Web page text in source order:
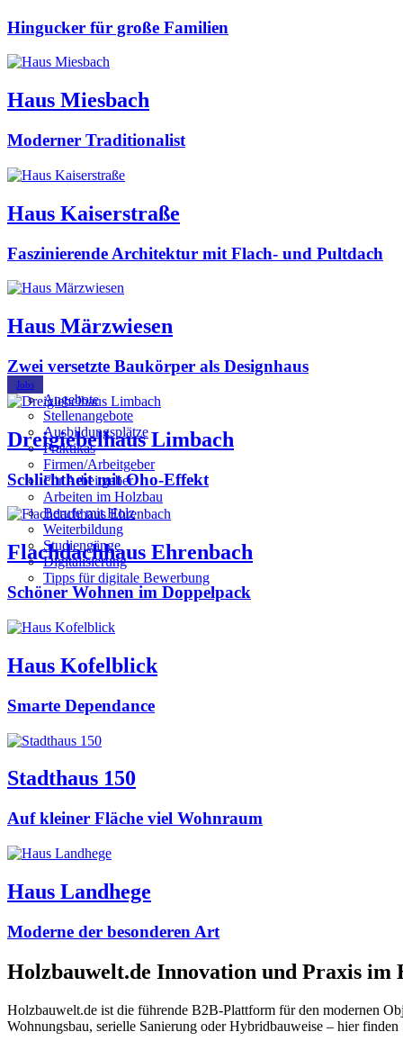
Jobs
Angebote
Stellenangebote
Ausbildungsplätze
Praktikas
Firmen/Arbeitgeber
Für Arbeitgeber
Arbeiten im Holzbau
Berufe mit Holz
Weiterbildung
Studiengänge
Digitalisierung
Tipps für digitale Bewerbung
Hingucker für große Familien
Haus Miesbach
Moderner Traditionalist
Haus Kaiserstraße
Faszinierende Architektur mit Flach- und Pultdach
Haus Märzwiesen
Zwei versetzte Baukörper als Designhaus
Dreigiebelhaus Limbach
Schlichtheit mit Oho-Effekt
Flachdachhaus Ehrenbach
Schöner Wohnen im Doppelpack
Haus Kofelblick
Smarte Dependance
Stadthaus 150
Auf kleiner Fläche viel Wohnraum
Haus Landhege
Moderne der besonderen Art
Holzbauwelt.de Innovation und Praxis im
Holzbauwelt.de ist die führende B2B-Plattform für den modernen
Wohnungsbau, serielle Sanierung oder Hybridbauweise – hier finden